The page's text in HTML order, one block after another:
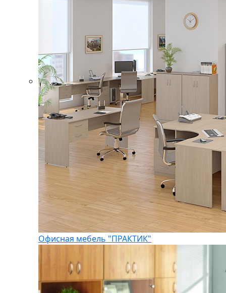
Офисная мебель "ПРАКТИК"